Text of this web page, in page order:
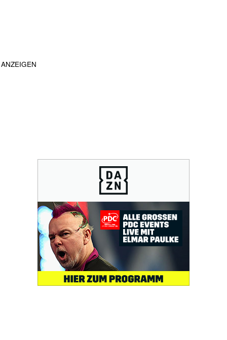
ANZEIGEN